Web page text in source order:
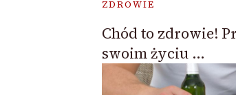
ZDROWIE
Chód to zdrowie!
swoim życiu …